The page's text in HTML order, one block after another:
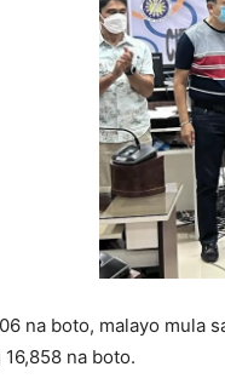
na boto, malayo mula
na boto.